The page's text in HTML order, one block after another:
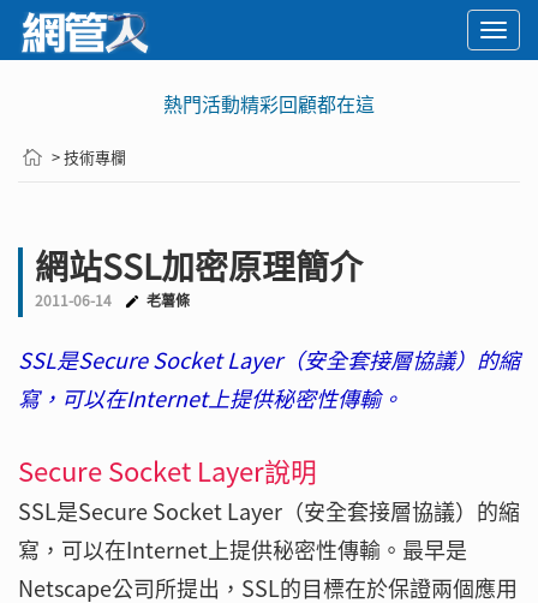
熱門活動精彩回顧都在這
> 技術專欄
網站SSL加密原理簡介
2011-06-14 老薯條
SSL是Secure Socket Layer（安全套接層協議）的縮
寫，可以在Internet上提供秘密性傳輸。
Secure Socket Layer說明
SSL是Secure Socket Layer（安全套接層協議）的縮
寫，可以在Internet上提供秘密性傳輸。最早是
Netscape公司所提出，SSL的目標在於保證兩個應用